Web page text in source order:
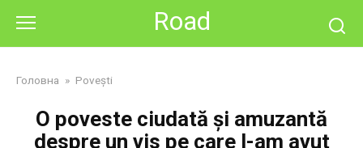
content
Road
Головна » Povești
O poveste ciudată și amuzantă
despre un vis pe care l-am avut